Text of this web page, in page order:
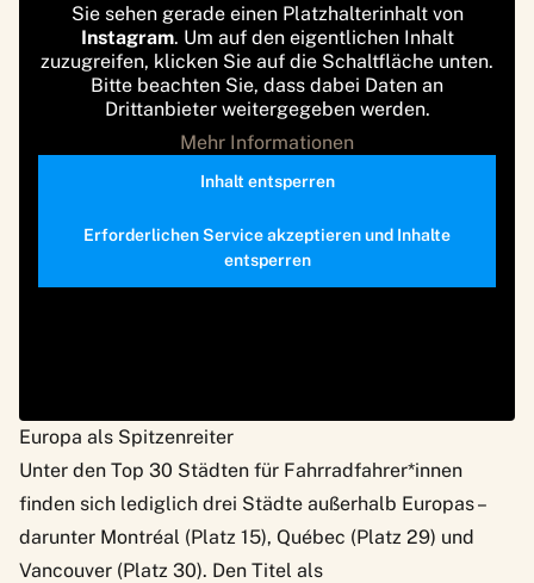
Sie sehen gerade einen Platzhalterinhalt von
Instagram. Um auf den eigentlichen Inhalt
zuzugreifen, klicken Sie auf die Schaltfläche unten.
Bitte beachten Sie, dass dabei Daten an
Drittanbieter weitergegeben werden.
Mehr Informationen
Inhalt entsperren
Erforderlichen Service akzeptieren und Inhalte
entsperren
Europa als Spitzenreiter
Unter den Top 30 Städten für Fahrradfahrer*innen
finden sich lediglich drei Städte außerhalb Europas –
darunter Montréal (Platz 15), Québec (Platz 29) und
Vancouver (Platz 30). Den Titel als